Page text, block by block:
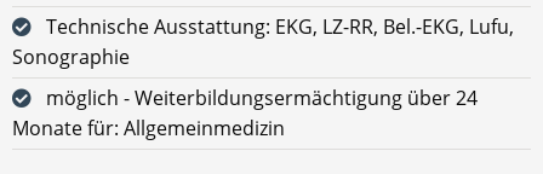
Technische Ausstattung: EKG, LZ-RR, Bel.-EKG, Lufu,
Sonographie
möglich - Weiterbildungsermächtigung über 24
Monate für: Allgemeinmedizin